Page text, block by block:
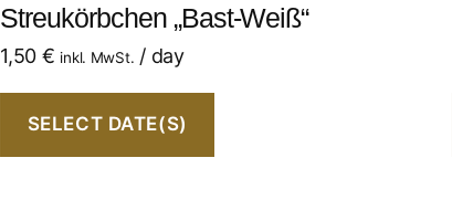
Streukörbchen „Bast-Weiß“
1,50 € inkl. MwSt. / day
SELECT DATE(S)